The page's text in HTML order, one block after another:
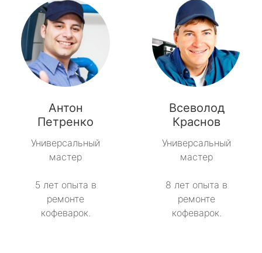
Антон
Петренко
Универсальный
мастер
5 лет опыта в
ремонте
кофеварок.
Всеволод
Краснов
Универсальный
мастер
8 лет опыта в
ремонте
кофеварок.